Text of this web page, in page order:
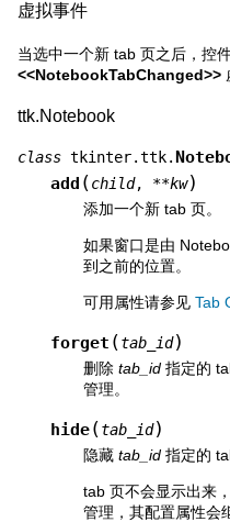
虚拟事件
当选中一个新 tab 页之后，控
<<NotebookTabChanged>>
ttk.Notebook
class tkinter.ttk.
add (child, **kw)
添加一个新 tab 页。
如果窗口是由
到之前的位置。
可用属性请参见 Tab
forget (tab_id)
删除 tab_id 指定的
管理。
hide(tab_id)
隐藏 tab_id 指定的
tab 页不会显示出来
管理，其配置属性会